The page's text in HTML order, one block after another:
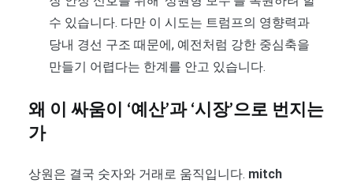
수 있습니다. 다만 이 시도는 트럼프의 영향력과
당내 경선 구조 때문에, 예전처럼 강한 중심축을
만들기 어렵다는 한계를 안고 있습니다.
왜 이 싸움이 ‘예산’과 ‘시장’으로 번지는
가
상원은 결국 숫자와 거래로 움직입니다. mitch